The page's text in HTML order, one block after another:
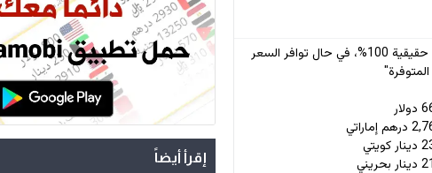
* جميع الأسعار الواردة في هذا القسم تقريبية وليست حقيقية 100%، في حال توافر السعر
إقرأ أيضاً